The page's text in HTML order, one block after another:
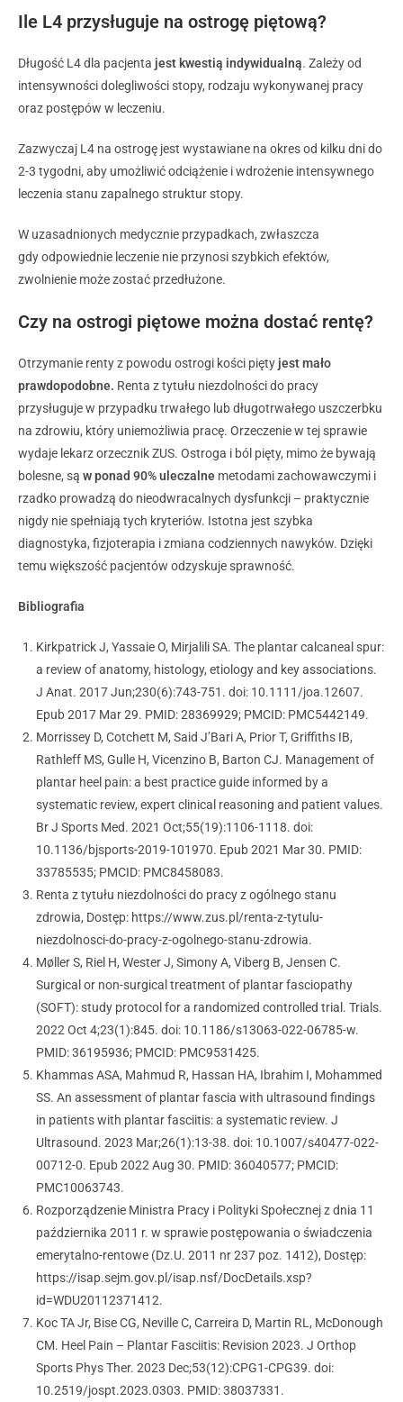
Ile L4 przysługuje na ostrogę piętową?
Długość L4 dla pacjenta jest kwestią indywidualną. Zależy od
intensywności dolegliwości stopy, rodzaju wykonywanej pracy
oraz postępów w leczeniu.
Zazwyczaj L4 na ostrogę jest wystawiane na okres od kilku dni do
2-3 tygodni, aby umożliwić odciążenie i wdrożenie intensywnego
leczenia stanu zapalnego struktur stopy.
W uzasadnionych medycznie przypadkach, zwłaszcza
gdy odpowiednie leczenie nie przynosi szybkich efektów,
zwolnienie może zostać przedłużone.
Czy na ostrogi piętowe można dostać rentę?
Otrzymanie renty z powodu ostrogi kości pięty jest mało
prawdopodobne. Renta z tytułu niezdolności do pracy
przysługuje w przypadku trwałego lub długotrwałego uszczerbku
na zdrowiu, który uniemożliwia pracę. Orzeczenie w tej sprawie
wydaje lekarz orzecznik ZUS. Ostroga i ból pięty, mimo że bywają
bolesne, są w ponad 90% uleczalne metodami zachowawczymi i
rzadko prowadzą do nieodwracalnych dysfunkcji – praktycznie
nigdy nie spełniają tych kryteriów. Istotna jest szybka
diagnostyka, fizjoterapia i zmiana codziennych nawyków. Dzięki
temu większość pacjentów odzyskuje sprawność.
Bibliografia
Kirkpatrick J, Yassaie O, Mirjalili SA. The plantar calcaneal spur:
a review of anatomy, histology, etiology and key associations.
J Anat. 2017 Jun;230(6):743-751. doi: 10.1111/joa.12607.
Epub 2017 Mar 29. PMID: 28369929; PMCID: PMC5442149.
Morrissey D, Cotchett M, Said J’Bari A, Prior T, Griffiths IB,
Rathleff MS, Gulle H, Vicenzino B, Barton CJ. Management of
plantar heel pain: a best practice guide informed by a
systematic review, expert clinical reasoning and patient values.
Br J Sports Med. 2021 Oct;55(19):1106-1118. doi:
10.1136/bjsports-2019-101970. Epub 2021 Mar 30. PMID:
33785535; PMCID: PMC8458083.
Renta z tytułu niezdolności do pracy z ogólnego stanu
zdrowia, Dostęp: https://www.zus.pl/renta-z-tytulu-
niezdolnosci-do-pracy-z-ogolnego-stanu-zdrowia.
Møller S, Riel H, Wester J, Simony A, Viberg B, Jensen C.
Surgical or non-surgical treatment of plantar fasciopathy
(SOFT): study protocol for a randomized controlled trial. Trials.
2022 Oct 4;23(1):845. doi: 10.1186/s13063-022-06785-w.
PMID: 36195936; PMCID: PMC9531425.
Khammas ASA, Mahmud R, Hassan HA, Ibrahim I, Mohammed
SS. An assessment of plantar fascia with ultrasound findings
in patients with plantar fasciitis: a systematic review. J
Ultrasound. 2023 Mar;26(1):13-38. doi: 10.1007/s40477-022-
00712-0. Epub 2022 Aug 30. PMID: 36040577; PMCID:
PMC10063743.
Rozporządzenie Ministra Pracy i Polityki Społecznej z dnia 11
października 2011 r. w sprawie postępowania o świadczenia
emerytalno-rentowe (Dz.U. 2011 nr 237 poz. 1412), Dostęp:
https://isap.sejm.gov.pl/isap.nsf/DocDetails.xsp?
id=WDU20112371412.
Koc TA Jr, Bise CG, Neville C, Carreira D, Martin RL, McDonough
CM. Heel Pain – Plantar Fasciitis: Revision 2023. J Orthop
Sports Phys Ther. 2023 Dec;53(12):CPG1-CPG39. doi:
10.2519/jospt.2023.0303. PMID: 38037331.